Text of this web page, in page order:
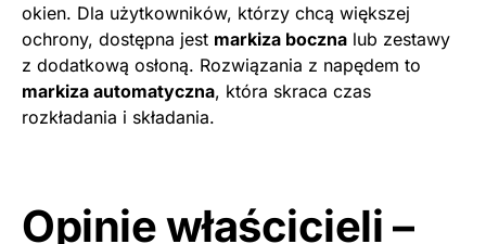
okien. Dla użytkowników, którzy chcą większej
ochrony, dostępna jest markiza boczna lub zestawy
z dodatkową osłoną. Rozwiązania z napędem to
markiza automatyczna, która skraca czas
rozkładania i składania.
Opinie właścicieli –